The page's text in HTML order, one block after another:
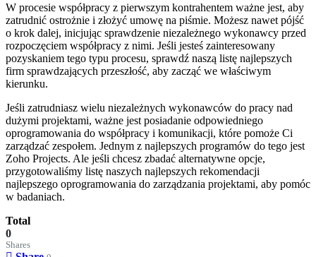
W procesie współpracy z pierwszym kontrahentem ważne jest, aby
zatrudnić ostrożnie i złożyć umowę na piśmie. Możesz nawet pójść
o krok dalej, inicjując sprawdzenie niezależnego wykonawcy przed
rozpoczęciem współpracy z nimi. Jeśli jesteś zainteresowany
pozyskaniem tego typu procesu, sprawdź naszą listę najlepszych
firm sprawdzających przeszłość, aby zacząć we właściwym
kierunku.
Jeśli zatrudniasz wielu niezależnych wykonawców do pracy nad
dużymi projektami, ważne jest posiadanie odpowiedniego
oprogramowania do współpracy i komunikacji, które pomoże Ci
zarządzać zespołem. Jednym z najlepszych programów do tego jest
Zoho Projects. Ale jeśli chcesz zbadać alternatywne opcje,
przygotowaliśmy listę naszych najlepszych rekomendacji
najlepszego oprogramowania do zarządzania projektami, aby pomóc
w badaniach.
Total
0
Shares